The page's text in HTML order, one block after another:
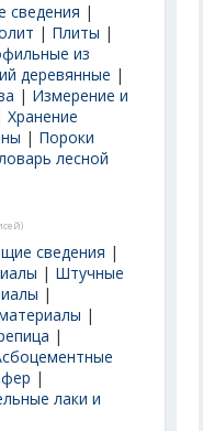
|
| Плиты |
из
деревянные |
| Измерение и
Хранение
| Пороки
лесной
сведения |
| Штучные
|
|
|
|
лаки и